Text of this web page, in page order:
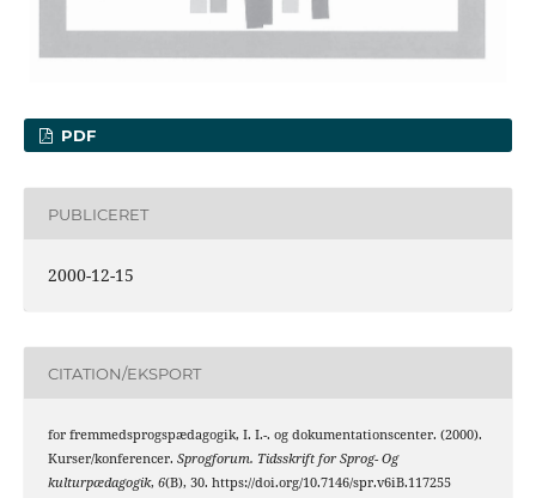
PDF
PUBLICERET
2000-12-15
CITATION/EKSPORT
for fremmedsprogspædagogik, I. I.-. og dokumentationscenter. (2000).
Kurser/konferencer. Sprogforum. Tidsskrift for Sprog- Og
kulturpædagogik, 6(B), 30. https://doi.org/10.7146/spr.v6iB.117255